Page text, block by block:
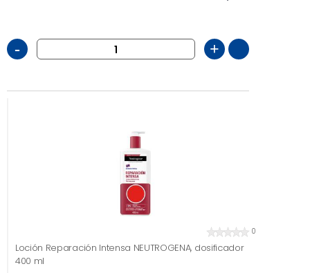
- +
0
Loción Reparación Intensa NEUTROGENA, dosificador
400 ml